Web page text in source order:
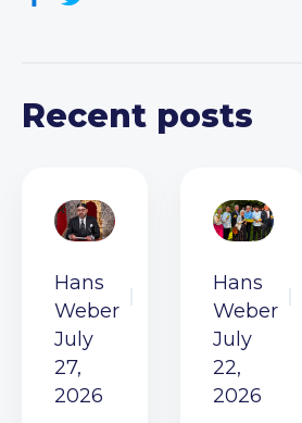
Recent posts
Hans
Weber
July
27,
2026
Hans
Weber
July
22,
2026